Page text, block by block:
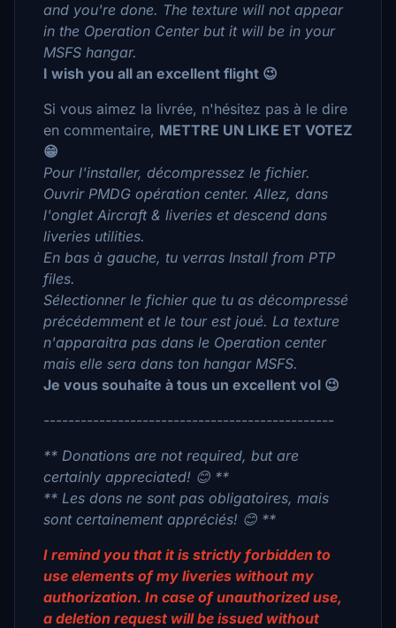
and you're done. The texture will not appear
in the Operation Center but it will be in your
MSFS hangar.
I wish you all an excellent flight 😉
Si vous aimez la livrée, n'hésitez pas à le dire
en commentaire, METTRE UN LIKE ET VOTEZ
😁
Pour l'installer, décompressez le fichier.
Ouvrir PMDG opération center. Allez, dans
l'onglet Aircraft & liveries et descend dans
liveries utilities.
En bas à gauche, tu verras Install from PTP
files.
Sélectionner le fichier que tu as décompressé
précédemment et le tour est joué. La texture
n'apparaitra pas dans le Operation center
mais elle sera dans ton hangar MSFS.
Je vous souhaite à tous un excellent vol 😉
-----------------------------------------------
** Donations are not required, but are
certainly appreciated! 😊 **
** Les dons ne sont pas obligatoires, mais
sont certainement appréciés! 😊 **
I remind you that it is strictly forbidden to
use elements of my liveries without my
authorization. In case of unauthorized use,
a deletion request will be issued without